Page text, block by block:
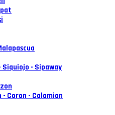
Siquiojo - Sipaway
- Coron - Calamian